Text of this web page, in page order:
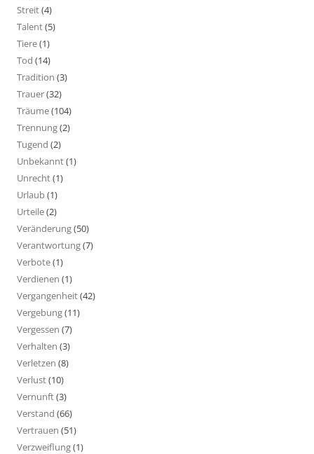
Streit(4)
Talent(5)
Tiere(1)
Tod (14)
Tradition (3)
Trauer(32)
Träume(104)
Trennung(2)
Tugend (2)
Unbekannt(1)
Unrecht(1)
Urlaub(1)
Urteile(2)
Veränderung(50)
Verantwortung(7)
Verbote(1)
Verdienen (1)
Vergangenheit(42)
Vergebung(11)
Vergessen (7)
Verhalten (3)
Verletzen (8)
Verlust(10)
Vernunft(3)
Verstand (66)
Vertrauen (51)
Verzweiflung(1)